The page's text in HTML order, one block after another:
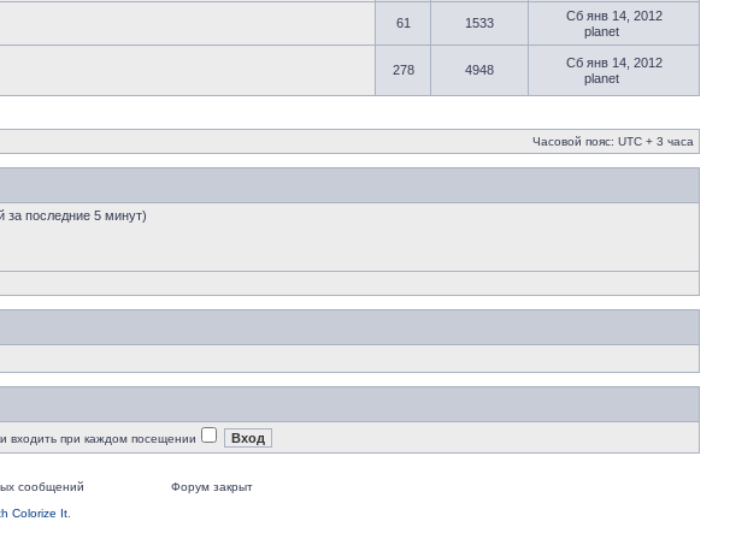
61 1533
Сб янв 14, 2012
planet
278 4948
Сб янв 14, 2012
planet
Часовой пояс: UTC + 3 часа
за последние 5 минут)
входить при каждом посещении
сообщений
Форум закрыт
Colorize It.